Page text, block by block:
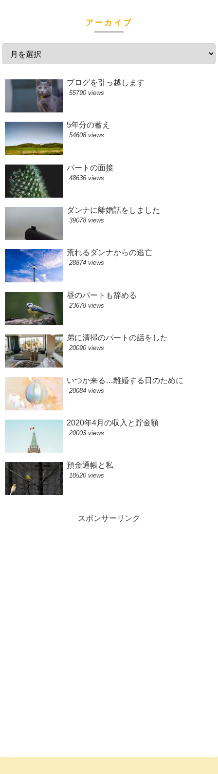
アーカイブ
ブログを引っ越します
55790 views
5年分の蓄え
54608 views
パートの面接
48636 views
ダンナに離婚話をしました
39078 views
荒れるダンナからの逃亡
28874 views
昼のパートも辞める
23678 views
弟に清掃のパートの話をした
20090 views
いつか来る…離婚する日のために
20084 views
2020年4月の収入と貯金額
20003 views
預金通帳と私
18520 views
スポンサーリンク